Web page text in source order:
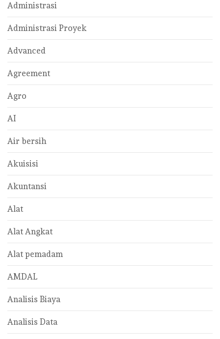
Administrasi
Administrasi Proyek
Advanced
Agreement
Agro
AI
Air bersih
Akuisisi
Akuntansi
Alat
Alat Angkat
Alat pemadam
AMDAL
Analisis Biaya
Analisis Data